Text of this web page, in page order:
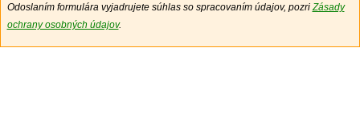
Odoslaním formulára vyjadrujete súhlas so spracovaním údajov, pozri Zásady
ochrany osobných údajov.